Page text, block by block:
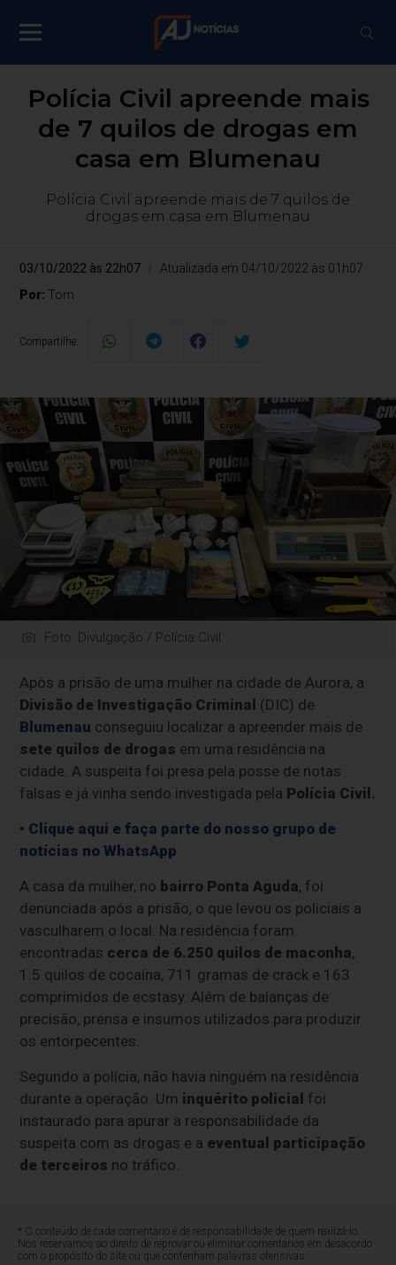
Polícia Civil apreende mais
de 7 quilos de drogas em
casa em Blumenau
Polícia Civil apreende mais de 7 quilos de
drogas em casa em Blumenau
03/10/2022 às 22h07
Atualizada em 04/10/2022 às 01h07
Por: Tom
Compartilhe:
Foto: Divulgação / Polícia Civil
Após a prisão de uma mulher na cidade de Aurora, a
Divisão de Investigação Criminal (DIC) de
Blumenau conseguiu localizar a apreender mais de
sete quilos de drogas em uma residência na
cidade. A suspeita foi presa pela posse de notas
falsas e já vinha sendo investigada pela Polícia Civil.
• Clique aqui e faça parte do nosso grupo de
notícias no WhatsApp
A casa da mulher, no bairro Ponta Aguda, foi
denunciada após a prisão, o que levou os policiais a
vasculharem o local. Na residência foram
encontradas cerca de 6.250 quilos de maconha,
1.5 quilos de cocaína, 711 gramas de crack e 163
comprimidos de ecstasy. Além de balanças de
precisão, prensa e insumos utilizados para produzir
os entorpecentes.
Segundo a polícia, não havia ninguém na residência
durante a operação. Um inquérito policial foi
instaurado para apurar a responsabilidade da
suspeita com as drogas e a eventual participação
de terceiros no tráfico.
* O conteúdo de cada comentário é de responsabilidade de quem realizá-lo.
Nos reservamos ao direito de reprovar ou eliminar comentários em desacordo
com o propósito do site ou que contenham palavras ofensivas.